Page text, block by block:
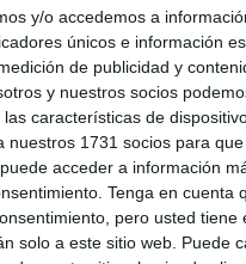
y/o accedemos a
únicos e información
de publicidad y
y nuestros socios
características de
1731 socios para
acceder a información
Tenga en cuenta
pero usted tiene
solo a este sitio web. Puede
abierta en la sociedad
sacudieron los trenes de
causó la muerte de 192
también entre los